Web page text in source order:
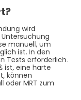
wird
manuell, um
ist. In den
Tests erforderlich.
ist, eine harte
können
oder MRT zum